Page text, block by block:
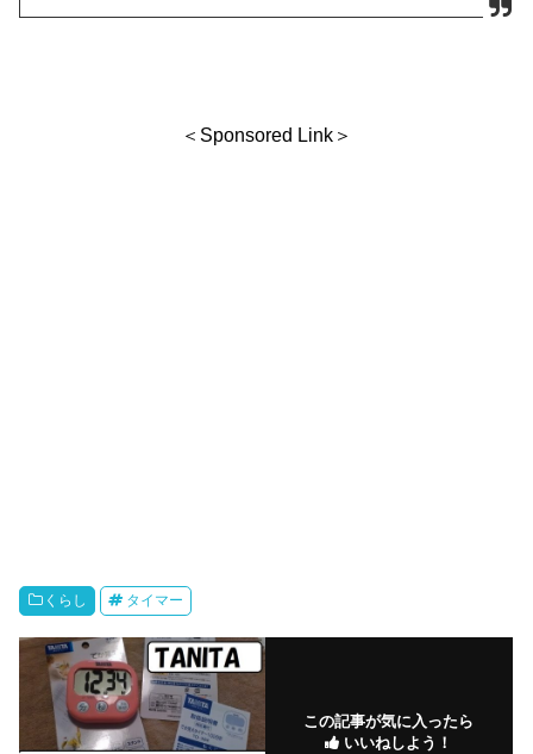
＜Sponsored Link＞
くらし タイマー
この記事が気に入ったら
いいねしよう！